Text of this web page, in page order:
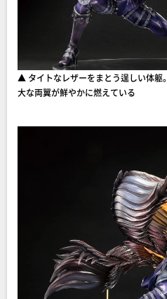
▲ タイトなレザーをまとう逞しい体躯
大な両翼が鮮やかに燃えている